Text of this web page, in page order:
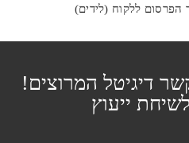
הפרסום ללקוח (לידים)
דיגיטל המרוצים!
ייעוץ